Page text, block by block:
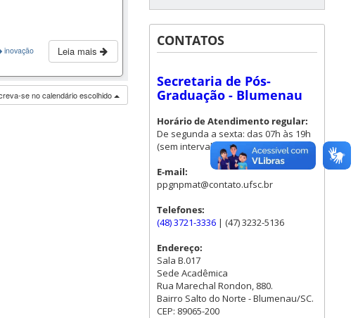
Leia mais
inovação
se no calendário escolhido
CONTATOS
Secretaria de Pós-
Graduação - Blumenau
Horário de Atendimento regular:
De segunda a sexta: das 07h às 19h
(sem intervalo para almoço)
E-mail:
ppgnpmat@contato.ufsc.br
Telefones:
(48) 3721-3336 | (47) 3232-5136
Endereço:
Sala B.017
Sede Acadêmica
Rua Marechal Rondon, 880.
Bairro Salto do Norte - Blumenau/SC.
CEP: 89065-200